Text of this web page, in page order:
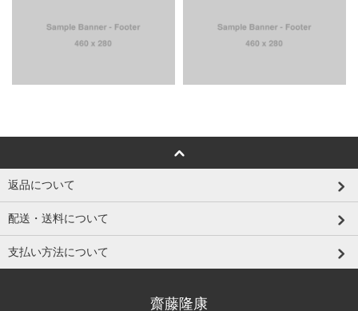
返品について
配送・送料について
支払い方法について
齋藤隆康